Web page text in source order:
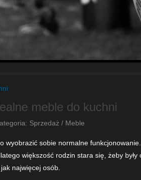
meble do kuchni
Sprzedaż / Meble
wyobrazić sobie normalne
większość rodzin stara się, żeby
najwięcej osób.